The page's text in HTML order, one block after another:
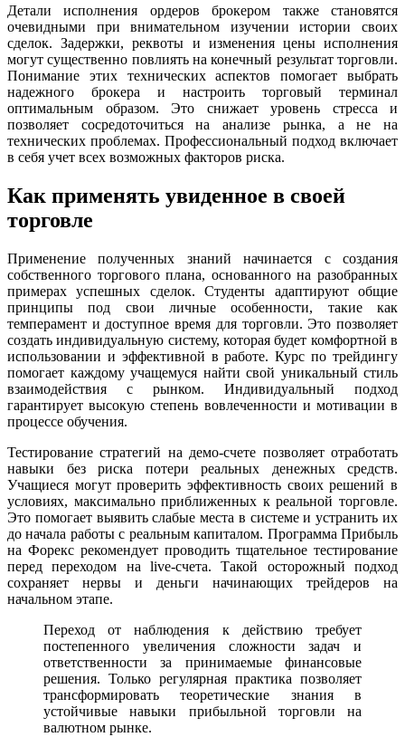
Детали исполнения ордеров брокером также становятся
очевидными при внимательном изучении истории своих
сделок. Задержки, реквоты и изменения цены исполнения
могут существенно повлиять на конечный результат торговли.
Понимание этих технических аспектов помогает выбрать
надежного брокера и настроить торговый терминал
оптимальным образом. Это снижает уровень стресса и
позволяет сосредоточиться на анализе рынка, а не на
технических проблемах. Профессиональный подход включает
в себя учет всех возможных факторов риска.
Как применять увиденное в своей
торговле
Применение полученных знаний начинается с создания
собственного торгового плана, основанного на разобранных
примерах успешных сделок. Студенты адаптируют общие
принципы под свои личные особенности, такие как
темперамент и доступное время для торговли. Это позволяет
создать индивидуальную систему, которая будет комфортной в
использовании и эффективной в работе. Курс по трейдингу
помогает каждому учащемуся найти свой уникальный стиль
взаимодействия с рынком. Индивидуальный подход
гарантирует высокую степень вовлеченности и мотивации в
процессе обучения.
Тестирование стратегий на демо-счете позволяет отработать
навыки без риска потери реальных денежных средств.
Учащиеся могут проверить эффективность своих решений в
условиях, максимально приближенных к реальной торговле.
Это помогает выявить слабые места в системе и устранить их
до начала работы с реальным капиталом. Программа Прибыль
на Форекс рекомендует проводить тщательное тестирование
перед переходом на live-счета. Такой осторожный подход
сохраняет нервы и деньги начинающих трейдеров на
начальном этапе.
Переход от наблюдения к действию требует
постепенного увеличения сложности задач и
ответственности за принимаемые финансовые
решения. Только регулярная практика позволяет
трансформировать теоретические знания в
устойчивые навыки прибыльной торговли на
валютном рынке.